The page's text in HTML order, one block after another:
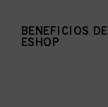
BENEFICIOS DE
ESHOP